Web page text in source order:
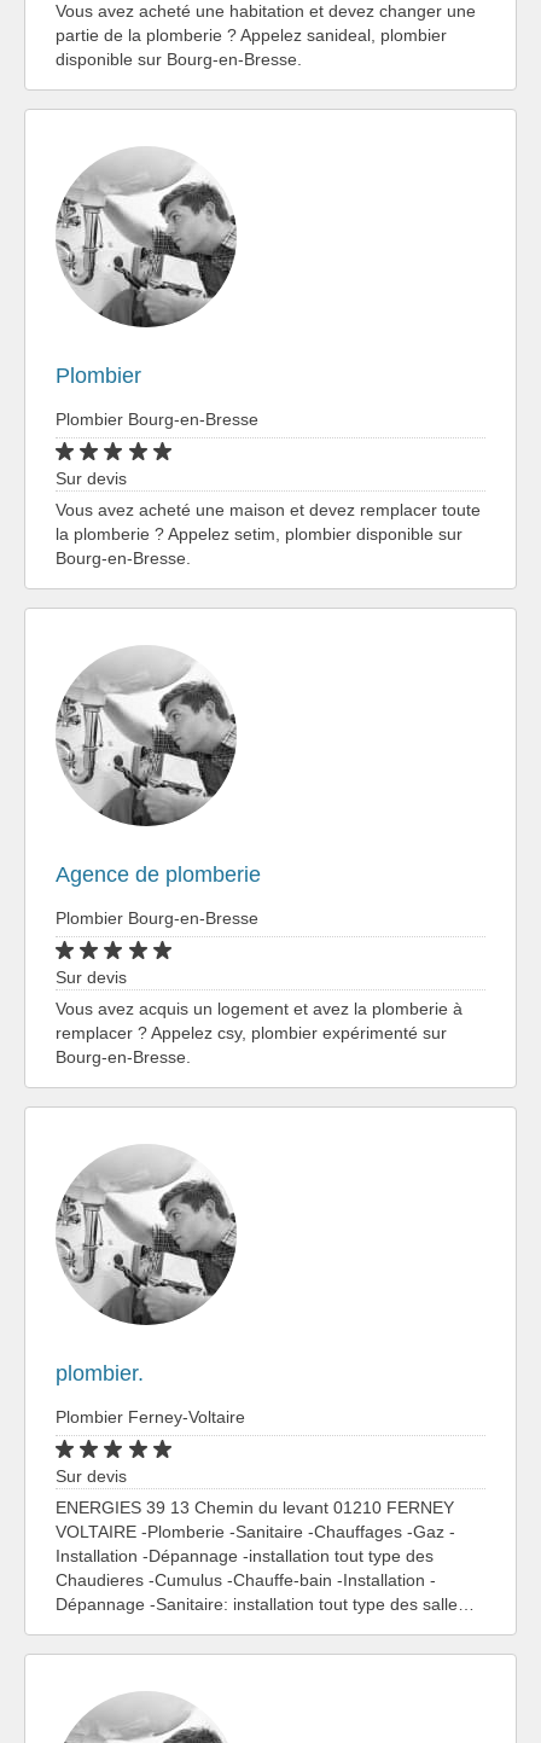
Vous avez acheté une habitation et devez changer une
partie de la plomberie ? Appelez sanideal, plombier
disponible sur Bourg-en-Bresse.
Plombier
Plombier Bourg-en-Bresse
Sur devis
Vous avez acheté une maison et devez remplacer toute
la plomberie ? Appelez setim, plombier disponible sur
Bourg-en-Bresse.
Agence de plomberie
Plombier Bourg-en-Bresse
Sur devis
Vous avez acquis un logement et avez la plomberie à
remplacer ? Appelez csy, plombier expérimenté sur
Bourg-en-Bresse.
plombier.
Plombier Ferney-Voltaire
Sur devis
ENERGIES 39 13 Chemin du levant 01210 FERNEY
VOLTAIRE -Plomberie -Sanitaire -Chauffages -Gaz -
Installation -Dépannage -installation tout type des
Chaudieres -Cumulus -Chauffe-bain -Installation -
Dépannage -Sanitaire: installation tout type des salle…